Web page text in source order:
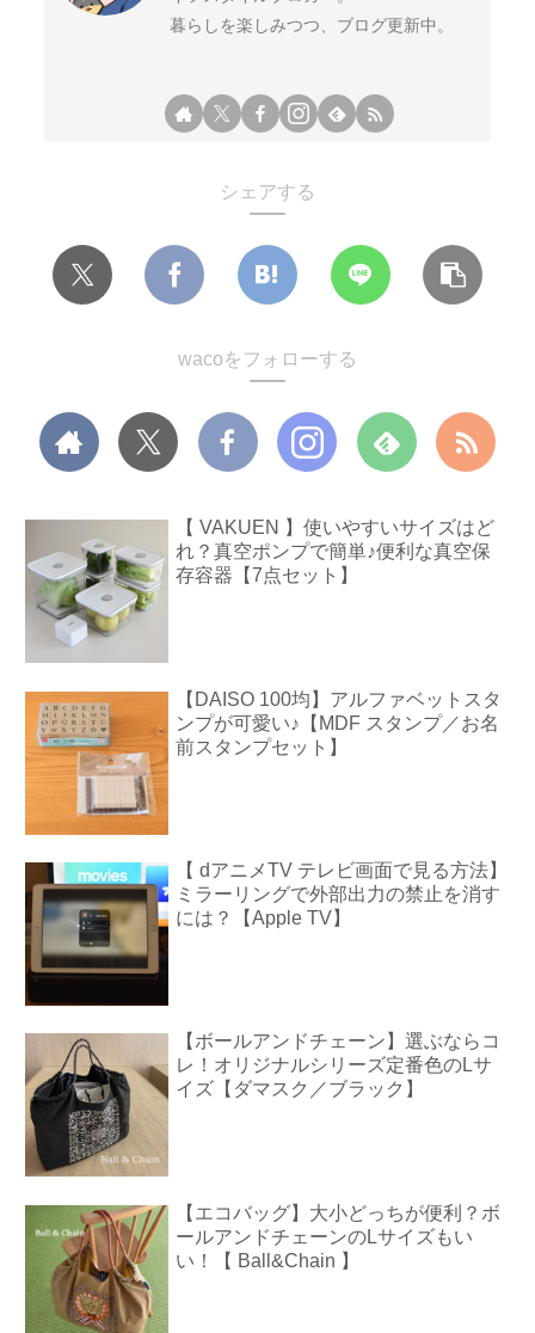
暮らしを楽しみつつ、ブログ更新中。
シェアする
wacoをフォローする
【 VAKUEN 】使いやすいサイズはど
れ？真空ポンプで簡単♪便利な真空保
存容器【7点セット】
【DAISO 100均】アルファベットスタ
ンプが可愛い♪【MDF スタンプ／お名
前スタンプセット】
【 dアニメTV テレビ画面で見る方法】
ミラーリングで外部出力の禁止を消す
には？【Apple TV】
【ボールアンドチェーン】選ぶならコ
レ！オリジナルシリーズ定番色のLサ
イズ【ダマスク／ブラック】
【エコバッグ】大小どっちが便利？ボ
ールアンドチェーンのLサイズもい
い！【 Ball&Chain 】